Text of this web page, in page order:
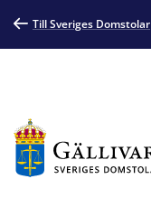
Till Sveriges Domstolar